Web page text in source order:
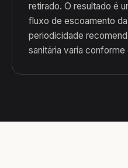
retirado. O resultado é
fluxo de escoamento
periodicidade
sanitária varia